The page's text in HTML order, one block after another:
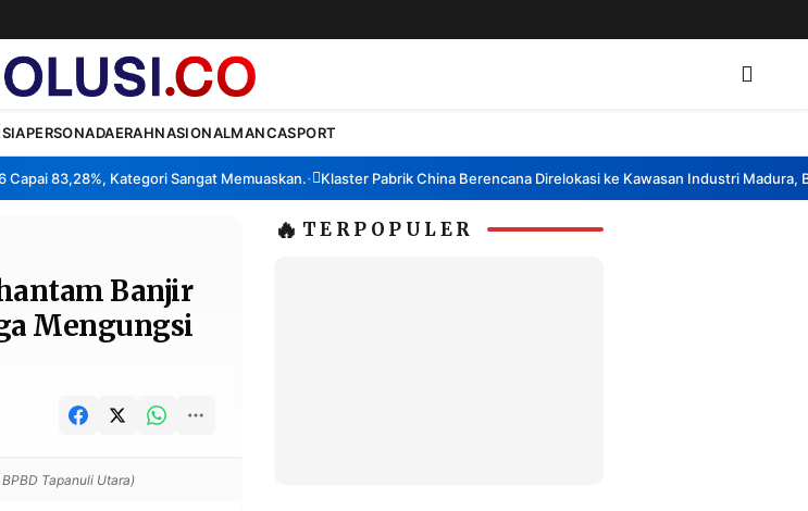
PERSONADAERAHNASIONALMANCASPORT
83,28%, Kategori Sangat Memuaskan.• Klaster Pabrik China Berencana Direlokasi ke Kawasan Industri Madura,
Banjir
Mengungsi
Tapanuli Utara)
🔥 TERPOPULER